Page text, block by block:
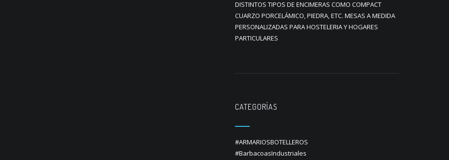
DISTINTOS TIPOS DE ENCIMERAS COMO COMPACT
CUARZO PORCELÁMICO, PIEDRA, ETC. MESAS A MEDIDA
PERSONALIZADAS PARA HOSTELERIA Y HOGARES
PARTICULARES
CATEGORÍAS
#ARMARIOSBOTELLEROS
#BarbacoasIndustriales